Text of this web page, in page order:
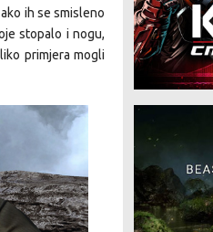
ih se smisleno
stopalo i nogu,
primjera mogli